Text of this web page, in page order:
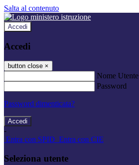
Salta al contenuto
Accedi
Accedi
button close ×
Nome Utente
Password
Password dimenticata?
-
Entra con SPID Entra con CIE
Seleziona utente